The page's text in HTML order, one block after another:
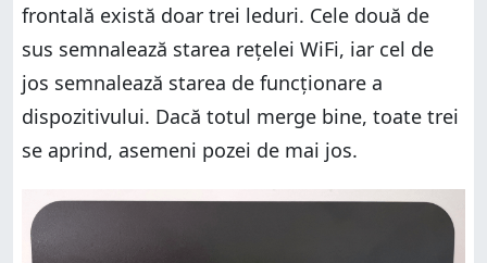
frontală există doar trei leduri. Cele două de
sus semnalează starea rețelei WiFi, iar cel de
jos semnalează starea de funcționare a
dispozitivului. Dacă totul merge bine, toate trei
se aprind, asemeni pozei de mai jos.